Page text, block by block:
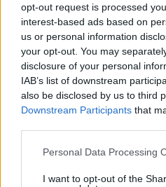
opt-out request is processed
interest-based ads based on
us or personal information
your opt-out. You may
disclosure of your personal
IAB’s list of downstream
also be disclosed by us to third
Downstream Participants that
Please note that this website/
not limited to your visit or usage
Personal Data Processing
I want to opt-out of the
πρωτόκολλο του 2020
Όταν το 50% του
εμβολιασμένο
➢ Εστίαση / Λειτουργία
χώρους με κάλυψη του
➢ Λούνα παρκ–
Λειτουργία με το